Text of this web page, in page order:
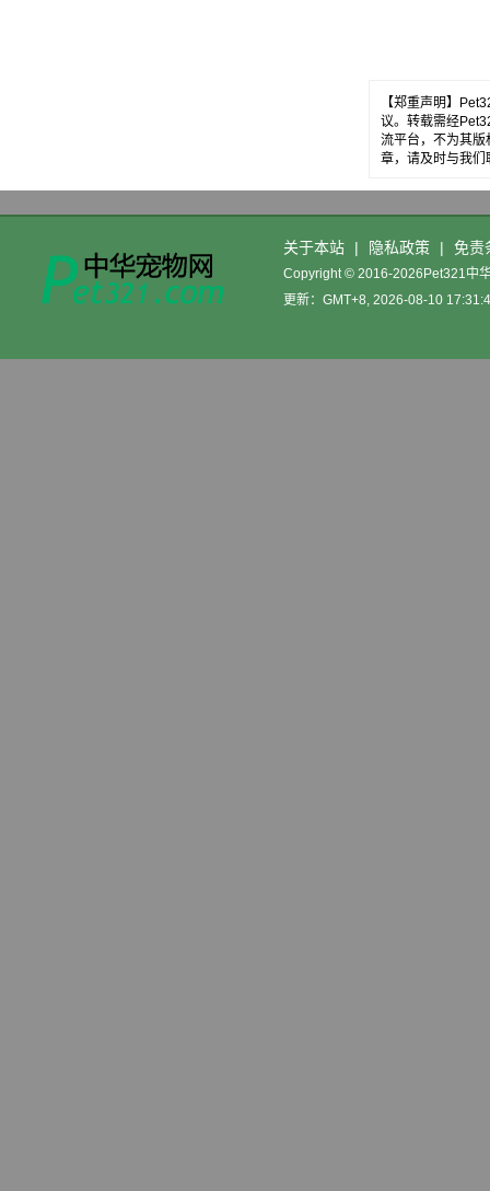
【郑重声明】
议。转载需经
流平台，不为其
章，请及时与我
关于本站 | 隐私政策 | 免责
Copyright © 2016-2026Pet321中
更新：GMT+8, 2026-08-10